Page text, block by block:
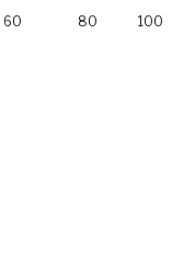
60 80 100